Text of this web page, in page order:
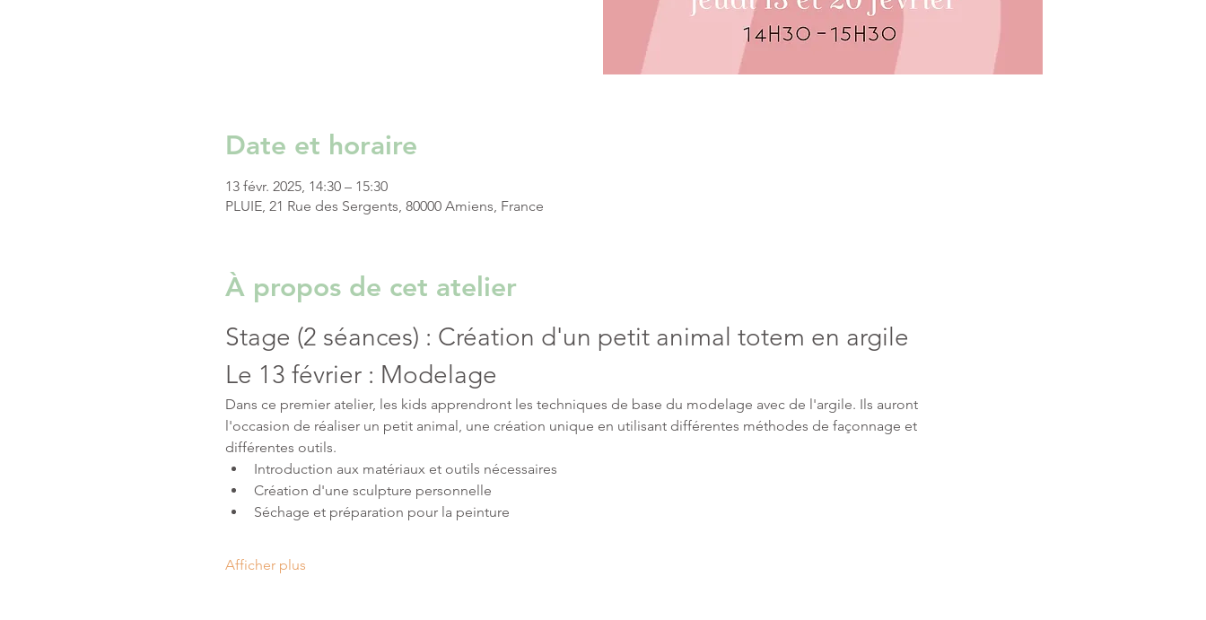
Date et horaire
13 févr. 2025, 14:30 – 15:30
PLUIE, 21 Rue des Sergents, 80000 Amiens, France
À propos de cet atelier
Stage (2 séances) : Création d'un petit animal totem en argile
Le 13 février : Modelage
Dans ce premier atelier, les kids apprendront les techniques de base du modelage avec de l'argile. Ils auront
l'occasion de réaliser un petit animal, une création unique en utilisant différentes méthodes de façonnage et
différentes outils.
Introduction aux matériaux et outils nécessaires
Création d'une sculpture personnelle
Séchage et préparation pour la peinture
Afficher plus